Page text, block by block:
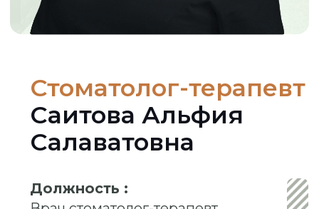
Должность :
Врач стоматолог-терапевт
Стаж с 1998 года
Аккредитация до 28.10.2030
Ведет прием по ДМС (Согаз,
РЕСО, Ингосстрах, Росгосстрах,
Совкомбанк)